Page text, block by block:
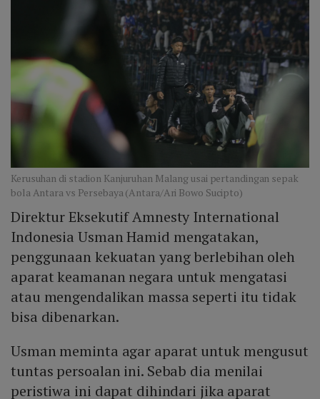
Kerusuhan di stadion Kanjuruhan Malang usai pertandingan sepak
bola Antara vs Persebaya (Antara/Ari Bowo Sucipto)
Direktur Eksekutif Amnesty International
Indonesia Usman Hamid mengatakan,
penggunaan kekuatan yang berlebihan oleh
aparat keamanan negara untuk mengatasi
atau mengendalikan massa seperti itu tidak
bisa dibenarkan.
Usman meminta agar aparat untuk mengusut
tuntas persoalan ini. Sebab dia menilai
peristiwa ini dapat dihindari jika aparat